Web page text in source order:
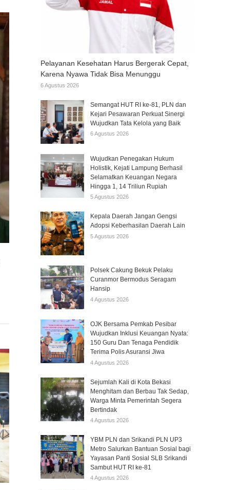
Pelayanan Kesehatan Harus Bergerak Cepat,
Karena Nyawa Tidak Bisa Menunggu
6 Agustus 2026
Semangat HUT RI ke-81, PLN dan
Kejari Pesawaran Perkuat Sinergi
Wujudkan Tata Kelola yang Baik
6 Agustus 2026
Wujudkan Penegakan Hukum
Holistik, Kejati Lampung Berhasil
Selamatkan Keuangan Negara
Hingga 1, 14 Triliun Rupiah
5 Agustus 2026
Kepala Daerah Jangan Gengsi
Adopsi Keberhasilan Daerah Lain
5 Agustus 2026
Polsek Cakung Bekuk Pelaku
Curanmor Bermodus Seragam
Hansip
4 Agustus 2026
OJK Bersama Pemkab Pesibar
Wujudkan Inklusi Keuangan Nyata:
150 Guru Dan Tenaga Pendidik
Terima Polis Asuransi Jiwa
4 Agustus 2026
Sejumlah Kali di Kota Bekasi
Menghitam dan Berbau Tak Sedap,
Warga Minta Pemerintah Segera
Bertindak
4 Agustus 2026
YBM PLN dan Srikandi PLN UP3
Metro Salurkan Bantuan Sosial bagi
Yayasan Panti Sosial SLB Srikandi
Sambut HUT RI ke-81
4 Agustus 2026